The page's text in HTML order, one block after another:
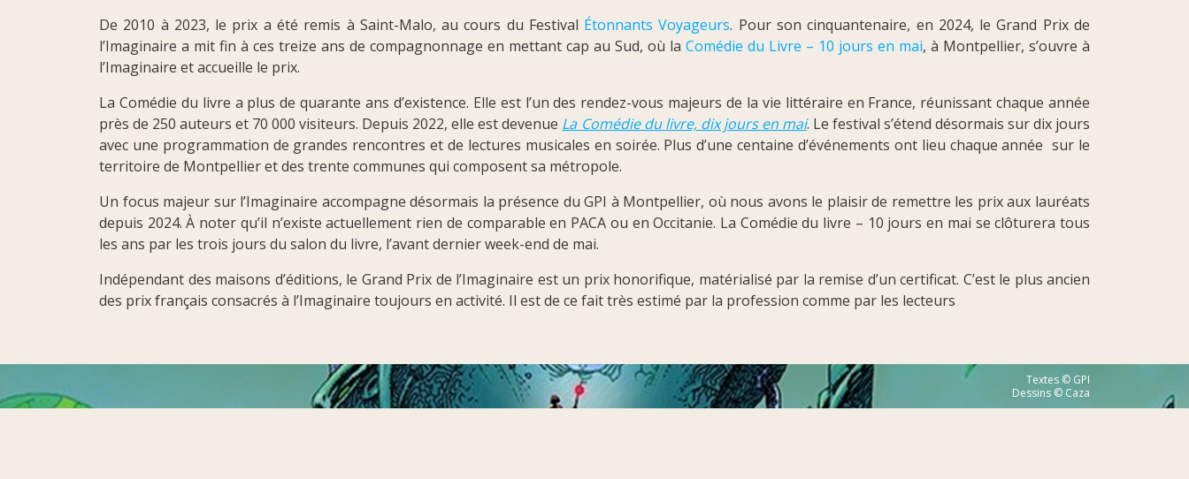
De 2010 à 2023, le prix a été remis à Saint-Malo, au cours du Festival Étonnants Voyageurs. Pour son cinquantenaire, en 2024, le Grand Prix de
l’Imaginaire a mit fin à ces treize ans de compagnonnage en mettant cap au Sud, où la Comédie du Livre – 10 jours en mai, à Montpellier, s’ouvre à
l’Imaginaire et accueille le prix.
La Comédie du livre a plus de quarante ans d’existence. Elle est l’un des rendez-vous majeurs de la vie littéraire en France, réunissant chaque année
près de 250 auteurs et 70 000 visiteurs. Depuis 2022, elle est devenue La Comédie du livre, dix jours en mai. Le festival s’étend désormais sur dix jours
avec une programmation de grandes rencontres et de lectures musicales en soirée. Plus d’une centaine d’événements ont lieu chaque année sur le
territoire de Montpellier et des trente communes qui composent sa métropole.
Un focus majeur sur l’Imaginaire accompagne désormais la présence du GPI à Montpellier, où nous avons le plaisir de remettre les prix aux lauréats
depuis 2024. À noter qu’il n’existe actuellement rien de comparable en PACA ou en Occitanie. La Comédie du livre – 10 jours en mai se clôturera tous
les ans par les trois jours du salon du livre, l’avant dernier week-end de mai.
Indépendant des maisons d’éditions, le Grand Prix de l’Imaginaire est un prix honorifique, matérialisé par la remise d’un certificat. C’est le plus ancien
des prix français consacrés à l’Imaginaire toujours en activité. Il est de ce fait très estimé par la profession comme par les lecteurs
Textes © GPI
Dessins © Caza